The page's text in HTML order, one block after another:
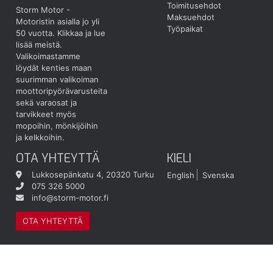
Storm Motor -
Motoristin asialla jo yli
50 vuotta. Klikkaa ja lue
lisää meistä.
Valikoimastamme
löydät kenties maan
suurimman valikoiman
moottoripyörävarusteita
sekä varaosat ja
tarvikkeet myös
mopoihin, mönkijöihin
ja kelkkoihin.
Toimitusehdot
Maksuehdot
Työpaikat
OTA YHTEYTTÄ
Lukkosepänkatu 4, 20320 Turku
075 326 5000
info@storm-motor.fi
OTA YHTEYTTÄ
KIELI
English Svenska